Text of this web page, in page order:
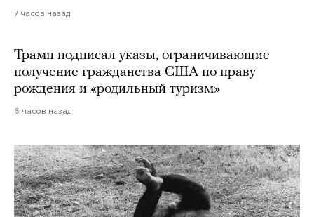
7 часов назад
Трамп подписал указы, ограничивающие
получение гражданства США по праву
рождения и «родильный туризм»
6 часов назад